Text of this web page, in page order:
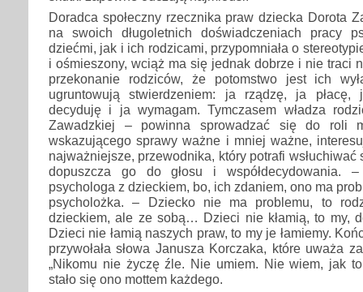
Doradca społeczny rzecznika praw dziecka Dorota
na swoich długoletnich doświadczeniach pracy
dziećmi, jak i ich rodzicami, przypomniała o
i ośmieszony, wciąż ma się jednak dobrze i nie traci
przekonanie rodziców, że potomstwo jest ich
ugruntowują stwierdzeniem: ja rządzę, ja
decyduję i ja wymagam. Tymczasem władza
Zawadzkiej – powinna sprowadzać się do roli
wskazującego sprawy ważne i mniej ważne,
najważniejsze, przewodnika, który potrafi wsłuchiwać
dopuszcza go do głosu i współdecydowania.
psychologa z dzieckiem, bo, ich zdaniem, ono ma
psycholożka. – Dziecko nie ma problemu, to
dzieckiem, ale ze sobą… Dzieci nie kłamią, to my,
Dzieci nie łamią naszych praw, to my je łamiemy.
przywołała słowa Janusza Korczaka, które uważa
„Nikomu nie życzę źle. Nie umiem. Nie wiem, jak
stało się ono mottem każdego.